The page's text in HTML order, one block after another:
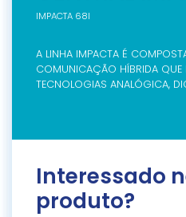
IMPACTA 68I
A LINHA IMPACTA É
COMUNICAÇÃO HÍBRIDA QUE
TECNOLOGIAS ANALÓGICA,
Interessado
produto?